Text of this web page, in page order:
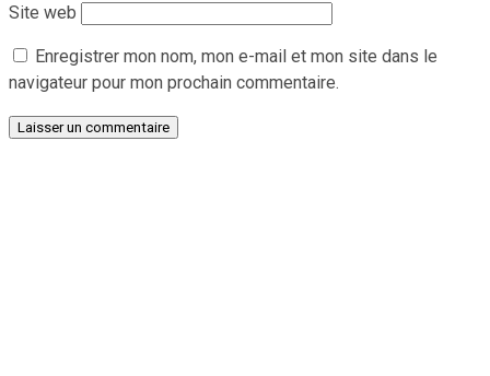
Site web
Enregistrer mon nom, mon e-mail et mon site dans le
navigateur pour mon prochain commentaire.